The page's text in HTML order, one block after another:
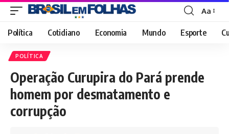
Font
Resizer
Aa
Política Cotidiano Economia Mundo Esporte
POLÍTICA
Operação Curupira do Pará prende
homem por desmatamento e
corrupção